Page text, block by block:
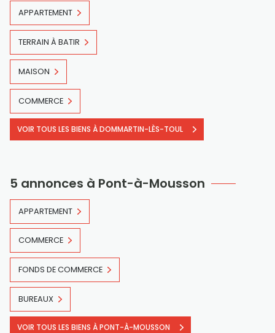
APPARTEMENT
TERRAIN À BATIR
MAISON
COMMERCE
VOIR TOUS LES BIENS À DOMMARTIN-LÈS-TOUL
5 annonces à Pont-à-Mousson
APPARTEMENT
COMMERCE
FONDS DE COMMERCE
BUREAUX
VOIR TOUS LES BIENS À PONT-À-MOUSSON